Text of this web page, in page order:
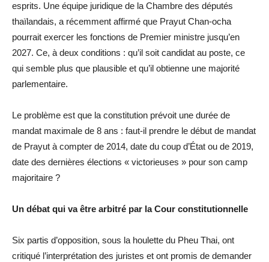
esprits. Une équipe juridique de la Chambre des députés
thaïlandais, a récemment affirmé que Prayut Chan-ocha
pourrait exercer les fonctions de Premier ministre jusqu’en
2027. Ce, à deux conditions : qu’il soit candidat au poste, ce
qui semble plus que plausible et qu’il obtienne une majorité
parlementaire.
Le problème est que la constitution prévoit une durée de
mandat maximale de 8 ans : faut-il prendre le début de mandat
de Prayut à compter de 2014, date du coup d’État ou de 2019,
date des dernières élections « victorieuses » pour son camp
majoritaire ?
Un débat qui va être arbitré par la Cour constitutionnelle
Six partis d’opposition, sous la houlette du Pheu Thai, ont
critiqué l’interprétation des juristes et ont promis de demander